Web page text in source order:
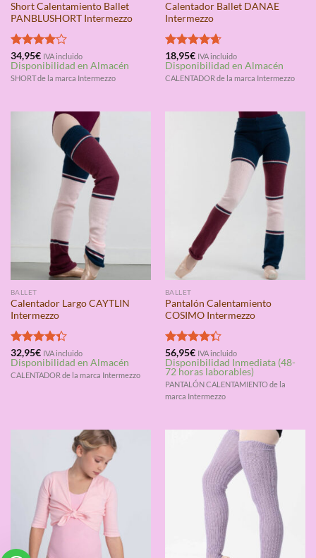
Short Calentamiento Ballet
PANBLUSHORT Intermezzo
Valorado
con4.00
de 5
34,95€ IVA incluido
Disponibilidad en Almacén
SHORT de la marca Intermezzo
Calentador Ballet DANAE
Intermezzo
Valorado
con4.67
de 5
18,95€ IVA incluido
Disponibilidad en Almacén
CALENTADOR de la marca Intermezzo
BALLET
Calentador Largo CAYTLIN
Intermezzo
Valorado
con4.33
de 5
32,95€ IVA incluido
Disponibilidad en Almacén
CALENTADOR de la marca Intermezzo
BALLET
Pantalón Calentamiento
COSIMO Intermezzo
Valorado
con4.33
de 5
56,95€ IVA incluido
Disponibilidad Inmediata (48-
72 horas laborables)
PANTALÓN CALENTAMIENTO de la
marca Intermezzo